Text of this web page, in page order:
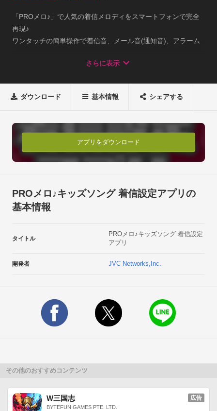
「PROメロ♪」で人気の着信メロディをスマートフォンで完全
再現♪
ワンタッチの簡単操作で着信音、メール音(通知音)、アラーム
ドラえもんのうた
アルゴリズムこうしん
おしりフリフリ
ぱわわぷたいそう
-メール音(通知音)設定
-アラーム音設定◆対応機種docomo・P-04D
・Disney mobile on docomo P-05D
・MEDIAS ES N-05D
・Q-pot.Phone SH-04D
・PRADA phone by LG L-02D
・ARROWS X LTE F-05D
・Optimus LTE L-01D
・AQUOS PHONE slider SH-02D
さらに表示
ダウンロード 基本情報 シェアする
アプリをダウンロード
PROメロ♪キッズソング 着信設定アプリの
基本情報
タイトル
PROメロ♪キッズソング 着信設定
アプリ
開発者 JVC Networks,Inc.
その他のおすすめコンテンツ
W三国志
BYTEFUN GAMES PTE. LTD.
広告